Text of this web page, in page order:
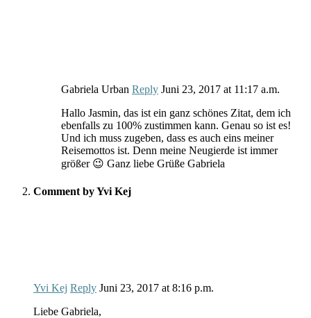
Gabriela Urban Reply Juni 23, 2017 at11:17 a.m.
Hallo Jasmin, das ist ein ganz schönes Zitat, dem ich
ebenfalls zu 100% zustimmen kann. Genau so ist es!
Und ich muss zugeben, dass es auch eins meiner
Reisemottos ist. Denn meine Neugierde ist immer
größer 😉 Ganz liebe Grüße Gabriela
Comment by Yvi Kej
Yvi Kej Reply Juni 23, 2017 at 8:16 p.m.
Liebe Gabriela,